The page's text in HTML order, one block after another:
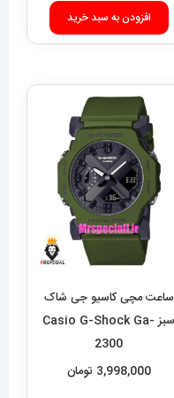
افزودن به سبد خرید
ساعت مچی کاسیو جی شاک
سبز Casio G-Shock Ga-
2300
3,998,000 تومان